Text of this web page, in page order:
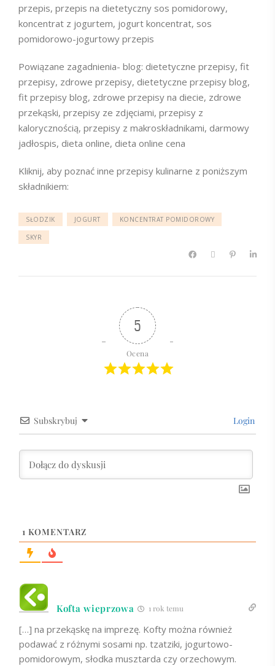
przepis, przepis na dietetyczny sos pomidorowy,
koncentrat z jogurtem, jogurt koncentrat, sos
pomidorowo-jogurtowy przepis
Powiązane zagadnienia- blog: dietetyczne przepisy, fit
przepisy, zdrowe przepisy, dietetyczne przepisy blog,
fit przepisy blog, zdrowe przepisy na diecie, zdrowe
przekąski, przepisy ze zdjęciami, przepisy z
kalorycznością, przepisy z makroskładnikami, darmowy
jadłospis, dieta online, dieta online cena
Kliknij, aby poznać inne przepisy kulinarne z poniższym
składnikiem:
SŁODZIK JOGURT KONCENTRAT POMIDOROWY
SKYR
5
Ocena
Subskrybuj Login
1 KOMENTARZ
Kofta wieprzowa 1 rok temu
[…] na przekąskę na imprezę. Kofty można również
podawać z różnymi sosami np. tzatziki, jogurtowo-
pomidorowym, słodka musztarda czy orzechowym.